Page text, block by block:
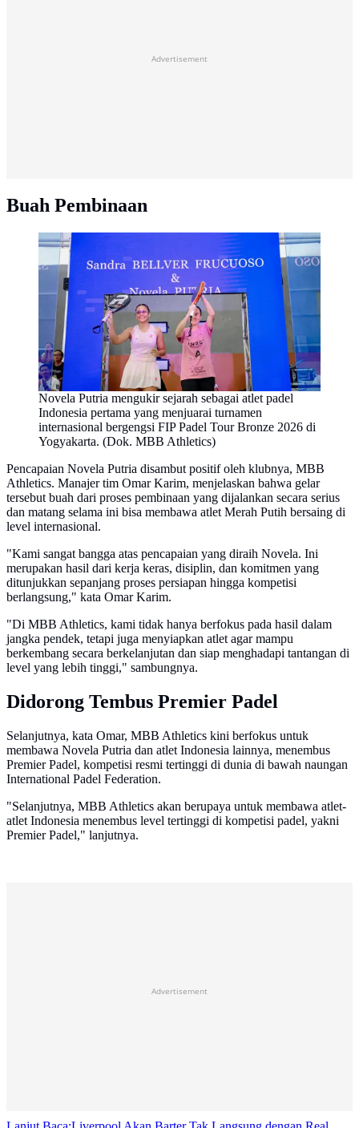
Advertisement
Buah Pembinaan
Novela Putria mengukir sejarah sebagai atlet padel
Indonesia pertama yang menjuarai turnamen
internasional bergengsi FIP Padel Tour Bronze 2026 di
Yogyakarta. (Dok. MBB Athletics)
Pencapaian Novela Putria disambut positif oleh klubnya, MBB
Athletics. Manajer tim Omar Karim, menjelaskan bahwa gelar
tersebut buah dari proses pembinaan yang dijalankan secara serius
dan matang selama ini bisa membawa atlet Merah Putih bersaing di
level internasional.
"Kami sangat bangga atas pencapaian yang diraih Novela. Ini
merupakan hasil dari kerja keras, disiplin, dan komitmen yang
ditunjukkan sepanjang proses persiapan hingga kompetisi
berlangsung," kata Omar Karim.
"Di MBB Athletics, kami tidak hanya berfokus pada hasil dalam
jangka pendek, tetapi juga menyiapkan atlet agar mampu
berkembang secara berkelanjutan dan siap menghadapi tantangan di
level yang lebih tinggi," sambungnya.
Didorong Tembus Premier Padel
Selanjutnya, kata Omar, MBB Athletics kini berfokus untuk
membawa Novela Putria dan atlet Indonesia lainnya, menembus
Premier Padel, kompetisi resmi tertinggi di dunia di bawah naungan
International Padel Federation.
"Selanjutnya, MBB Athletics akan berupaya untuk membawa atlet-
atlet Indonesia menembus level tertinggi di kompetisi padel, yakni
Premier Padel," lanjutnya.
Advertisement